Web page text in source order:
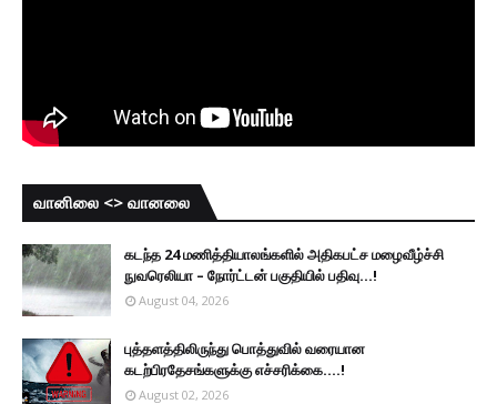
வானிலை <> வானலை
கடந்த 24 மணித்தியாலங்களில் அதிகபட்ச மழைவீழ்ச்சி
நுவரெலியா – நோர்ட்டன் பகுதியில் பதிவு...!
August 04, 2026
புத்தளத்திலிருந்து பொத்துவில் வரையான
கடற்பிரதேசங்களுக்கு எச்சரிக்கை....!
August 02, 2026